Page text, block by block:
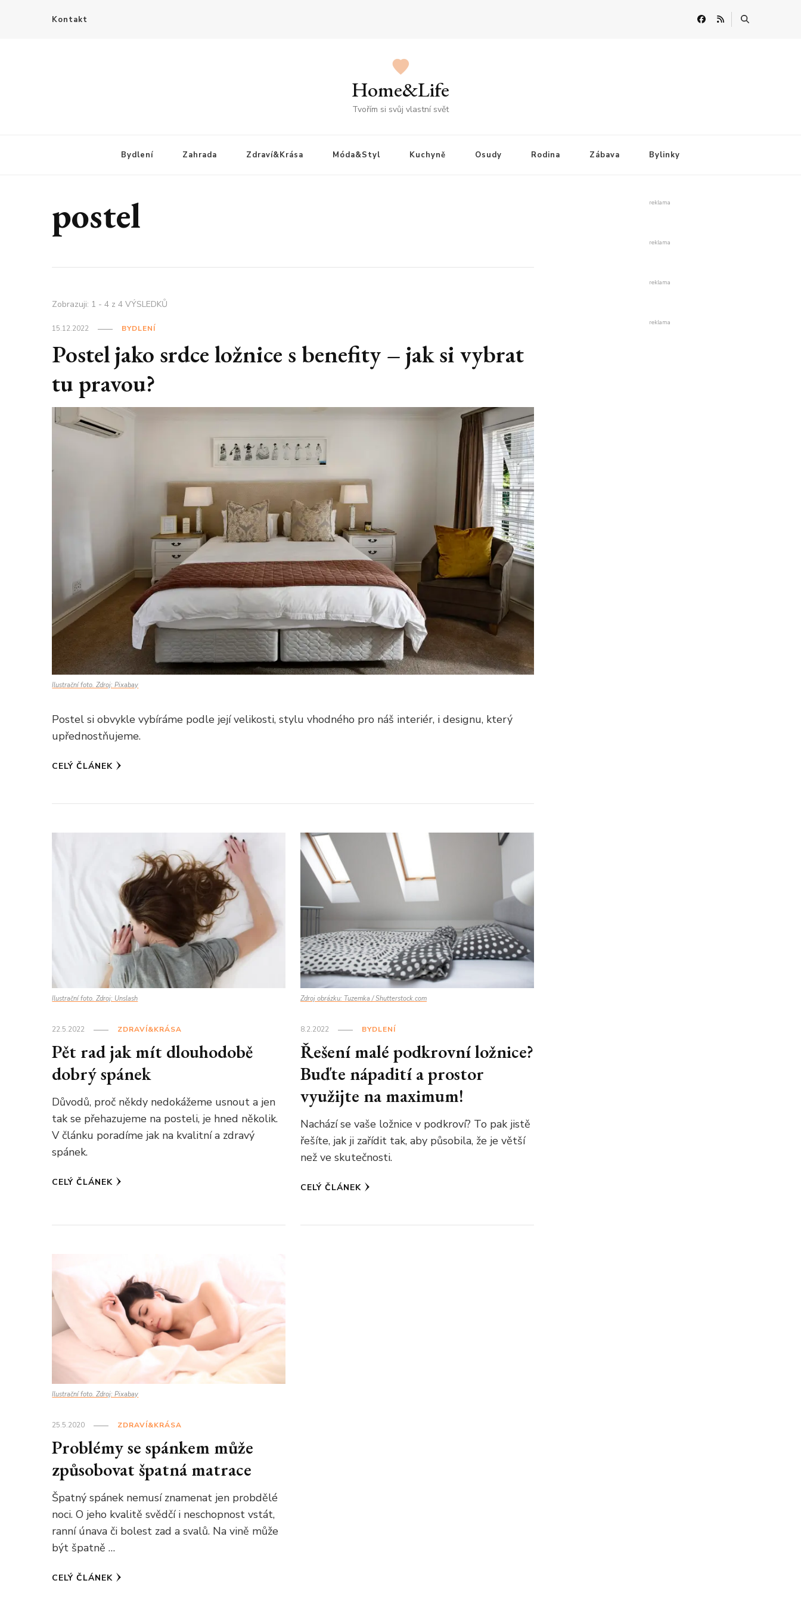
Kontakt
Home&Life
Tvořím si svůj vlastní svět
Bydlení Zahrada Zdraví&Krása Móda&Styl Kuchyně Osudy Rodina Zábava Bylinky
postel
Zobrazuji: 1 - 4 z 4 VÝSLEDKŮ
15.12.2022 BYDLENÍ
Postel jako srdce ložnice s benefity – jak si vybrat
tu pravou?
Ilustrační foto. Zdroj: Pixabay
Postel si obvykle vybíráme podle její velikosti, stylu vhodného pro náš interiér, i designu, který
upřednostňujeme.
CELÝ ČLÁNEK
Ilustrační foto. Zdroj: Unslash
22.5.2022 ZDRAVÍ&KRÁSA
Pět rad jak mít dlouhodobě
dobrý spánek
Důvodů, proč někdy nedokážeme usnout a jen
tak se přehazujeme na posteli, je hned několik.
V článku poradíme jak na kvalitní a zdravý
spánek.
CELÝ ČLÁNEK
Zdroj obrázku: Tuzemka / Shutterstock.com
8.2.2022 BYDLENÍ
Řešení malé podkrovní ložnice?
Buďte nápadití a prostor
využijte na maximum!
Nachází se vaše ložnice v podkroví? To pak jistě
řešíte, jak ji zařídit tak, aby působila, že je větší
než ve skutečnosti.
CELÝ ČLÁNEK
Ilustrační foto. Zdroj: Pixabay
25.5.2020 ZDRAVÍ&KRÁSA
Problémy se spánkem může
způsobovat špatná matrace
Špatný spánek nemusí znamenat jen probdělé
noci. O jeho kvalitě svědčí i neschopnost vstát,
ranní únava či bolest zad a svalů. Na vině může
být špatně …
CELÝ ČLÁNEK
reklama
reklama
reklama
reklama